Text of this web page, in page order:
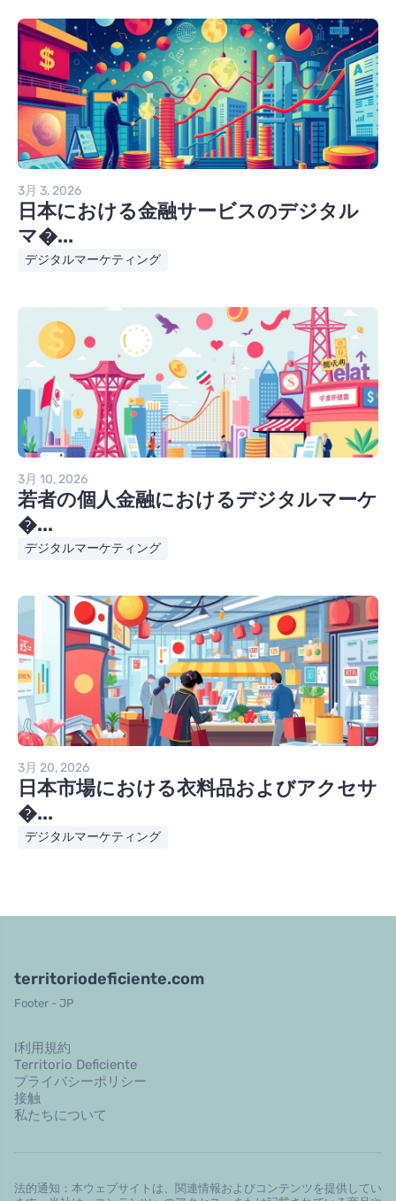
3月 3, 2026
日本における金融サービスのデジタル
マ�...
デジタルマーケティング
3月 10, 2026
若者の個人金融におけるデジタルマーケ
�...
デジタルマーケティング
3月 20, 2026
日本市場における衣料品およびアクセサ
�...
デジタルマーケティング
territoriodeficiente.com
Footer - JP
l利用規約
Territorio Deficiente
プライバシーポリシー
接触
私たちについて
法的通知：本ウェブサイトは、関連情報およびコンテンツを提供してい